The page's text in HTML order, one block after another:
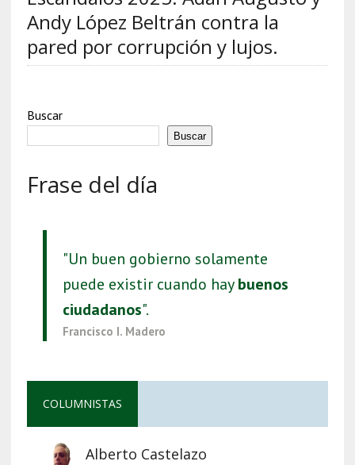
Andy López Beltrán contra la
pared por corrupción y lujos.
Buscar
Buscar
Frase del día
"Un buen gobierno solamente
puede existir cuando haybuenos
ciudadanos".
Francisco I. Madero
COLUMNISTAS
Alberto Castelazo